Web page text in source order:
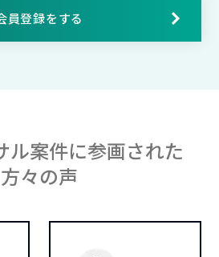
員登録をする
ル案件に参画された
方々の声